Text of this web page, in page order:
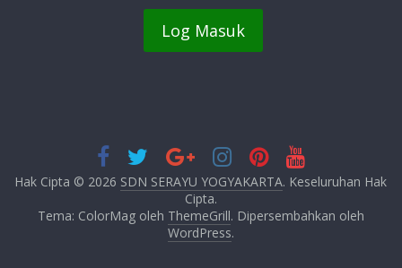
Hak Cipta © 2026 SDN SERAYU YOGYAKARTA. Keseluruhan Hak
Cipta.
Tema: ColorMag oleh ThemeGrill. Dipersembahkan oleh
WordPress.